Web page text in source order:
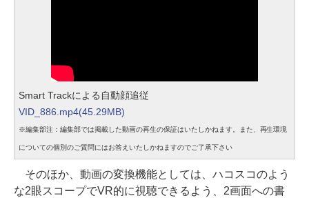
Smart Trackによる自動顔追従
VID_886.mp4(45.29MB)
※編集部注：編集部では掲載した動画の再生の保証はいたしかねます。また、再生環境
についての個別のご質問にはお答えいたしかねますのでご了承下さい
そのほか、動画の変換機能としては、ハコスコのよう
な2眼スコープでVR的に視聴できるよう、2画面への書